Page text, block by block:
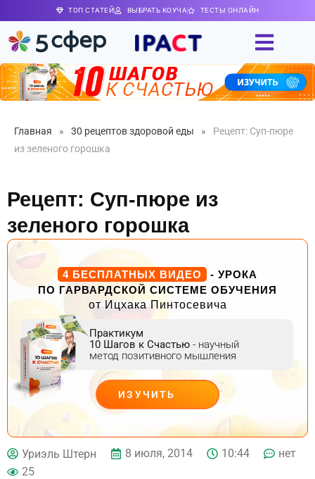
ТОП СТАТЕЙ ВЫБРАТЬ КОУЧА ТЕСТЫ ОНЛАЙН
Главная » 30 рецептов здоровой еды »
Рецепт: Суп-пюре
из зеленого горошка
Рецепт: Суп-пюре из
зеленого горошка
4 БЕСПЛАТНЫХ ВИДЕО
- УРОКА
ПО ГАРВАРДСКОЙ СИСТЕМЕ ОБУЧЕНИЯ
от Ицхака Пинтосевича
Практикум
10 Шагов к Счастью - научный
метод позитивного мышления
ИЗУЧИТЬ
ДЕЙСТВУЙ
Уриэль Штерн 8 июля, 2014 10:44
нет
25